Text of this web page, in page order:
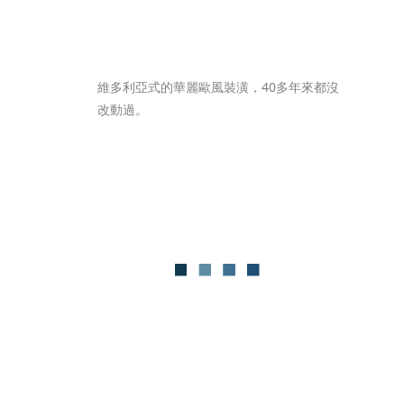
維多利亞式的華麗歐風裝潢，40多年來都沒
改動過。